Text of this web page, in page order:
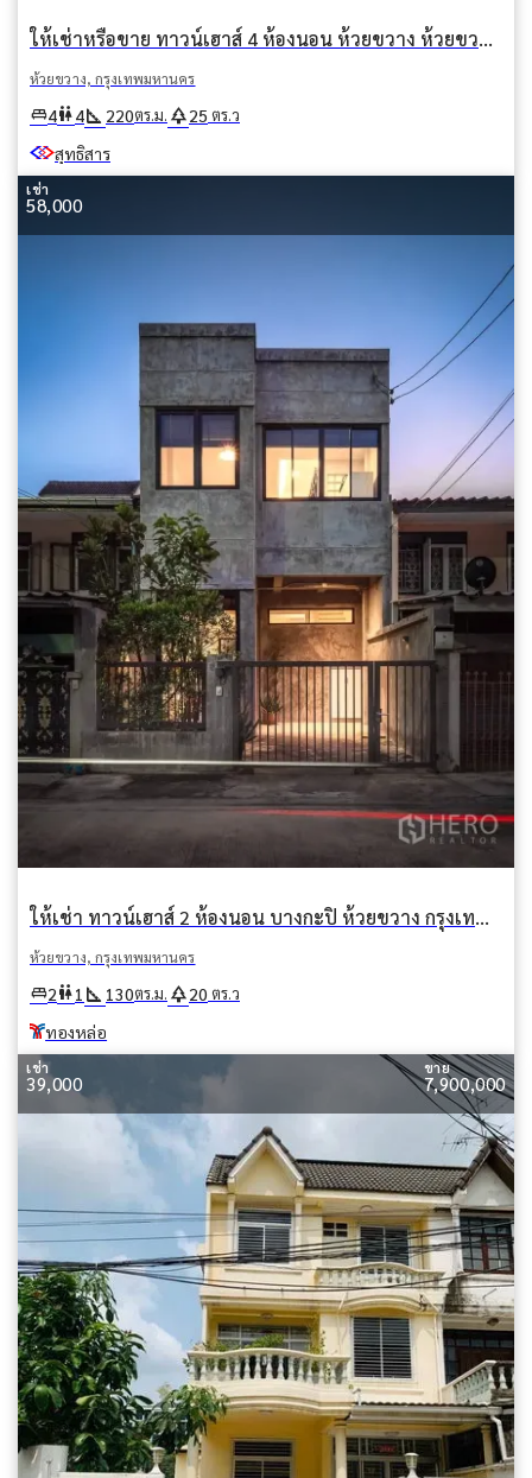
ให้เช่าหรือขาย ทาวน์เฮาส์ 4 ห้องนอน ห้วยขวาง ห้วยขวาง กรุงเทพมหานคร
ห้วยขวาง, กรุงเทพมหานคร
king_bed4wc4square_foot 220ตร.ม. park25 ตร.ว
สุทธิสาร
เช่า
58,000
ให้เช่า ทาวน์เฮาส์ 2 ห้องนอน บางกะปิ ห้วยขวาง กรุงเทพมหานคร BTS ทองหล่อ
ห้วยขวาง, กรุงเทพมหานคร
king_bed2wc1 square_foot 130ตร.ม. park20 ตร.ว
ทองหล่อ
เช่า
39,000
ขาย
7,900,000